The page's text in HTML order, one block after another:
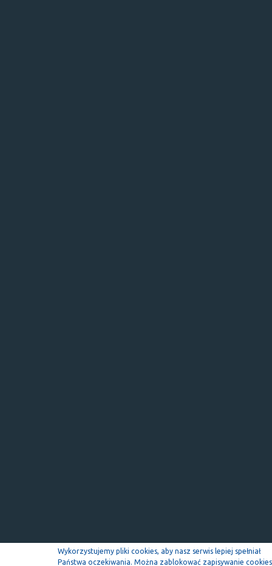
Wykorzystujemy pliki cookies, aby nasz serwis lepiej spełniał
Państwa oczekiwania. Można zablokować zapisywanie